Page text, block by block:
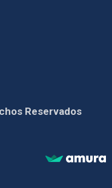
Reservados